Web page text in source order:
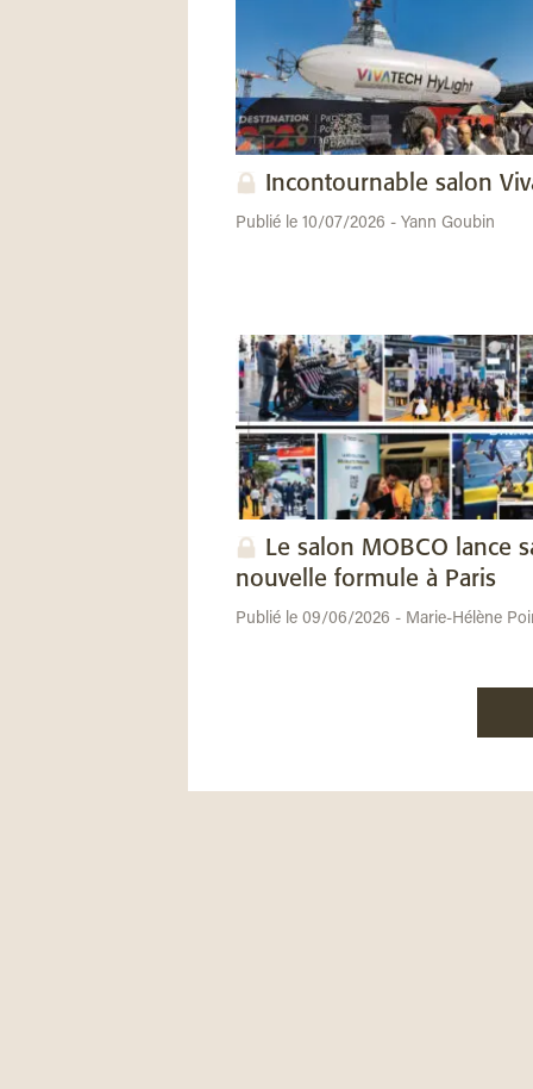
Incontournable salon
Publié le 10/07/2026 - Yann Goubin
Le salon MOBCO lance
nouvelle formule à Paris
Publié le 09/06/2026 - Marie-Hélène